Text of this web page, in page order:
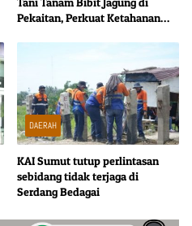
Pekaitan, Perkuat Ketahanan
DAERAH
KAI Sumut tutup perlintasan
sebidang tidak terjaga di
Serdang Bedagai